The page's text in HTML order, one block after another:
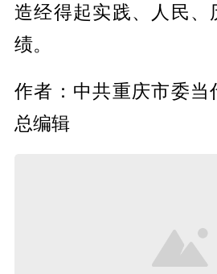
造经得起实践、人民、
绩。
作者：中共重庆市委当
总编辑